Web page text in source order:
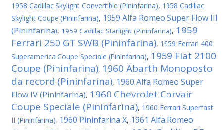
1958 Cadillac Skylight Convertible (Pininfarina), 1958 Cadillac
Skylight Coupe (Pininfarina), 1959 Alfa Romeo Super Flow III
(Pininfarina), 1959 Cadillac Starlight (Pininfarina), 1959
Ferrari 250 GT SWB (Pininfarina), 1959 Ferrari 400
Superamerica Coupe Speciale (Pininfarina), 1959 Fiat 2100
Coupe (Pininfarina), 1960 Abarth Monoposto
da record (Pininfarina), 1960 Alfa Romeo Super
Flow IV (Pininfarina), 1960 Chevrolet Corvair
Coupe Speciale (Pininfarina), 1960 Ferrari Superfast
II (Pininfarina), 1960 Pininfarina X, 1961 Alfa Romeo